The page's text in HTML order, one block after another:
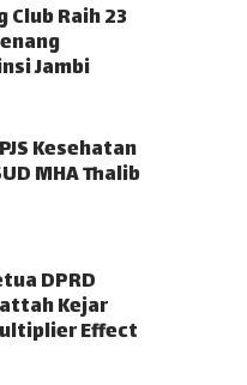
Club Raih 23
Jambi
Kesehatan
MHA Thalib
DPRD
Kejar
Effect